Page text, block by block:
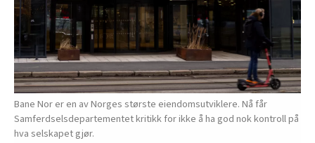
Bane Nor er en av Norges største eiendomsutviklere. Nå får
Samferdselsdepartementet kritikk for ikke å ha god nok kontroll på
hva selskapet gjør.